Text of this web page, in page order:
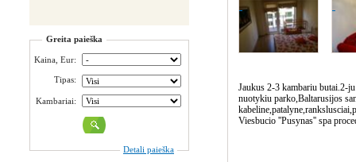
Greita paieška
Kaina, Eur:
Tipas:
Kambariai:
Detali paieška
Jaukus 2-3 kambariu butai.2-
nuotykiu parko,Baltarusijos
Viesbucio ''Pusynas'' spa